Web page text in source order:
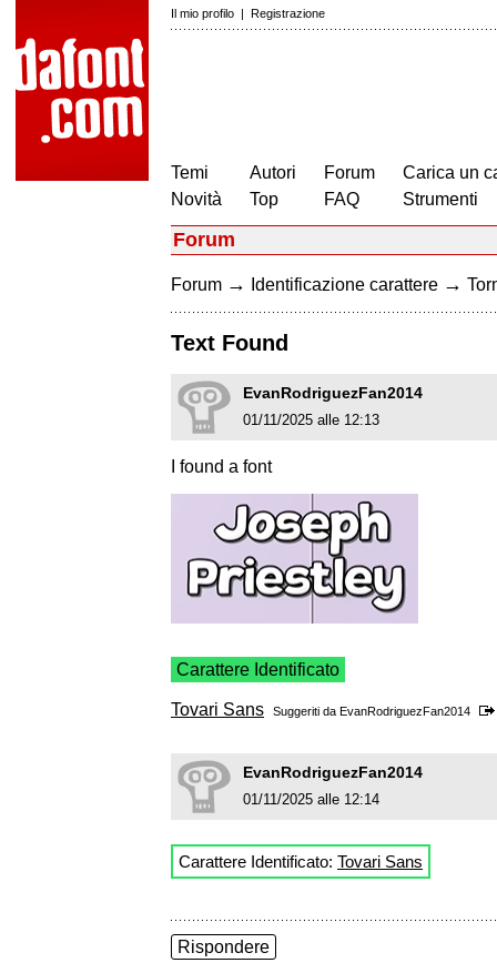
Il mio profilo | Registrazione
Temi
Novità
Autori
Top
Forum
FAQ
Carica un
Strumenti
Forum
Forum → Identificazione carattere →
Text Found
EvanRodriguezFan2014
01/11/2025 alle 12:13
I found a font
Carattere Identificato
Tovari Sans Suggeriti da EvanRodriguezFan2014
EvanRodriguezFan2014
01/11/2025 alle 12:14
Carattere Identificato: Tovari Sans
Rispondere